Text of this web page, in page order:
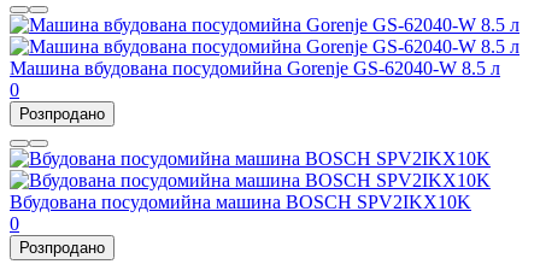
Машина вбудована посудомийна Gorenje GS-62040-W 8.5 л
0
Розпродано
Вбудована посудомийна машина BOSCH SPV2IKX10K
0
Розпродано